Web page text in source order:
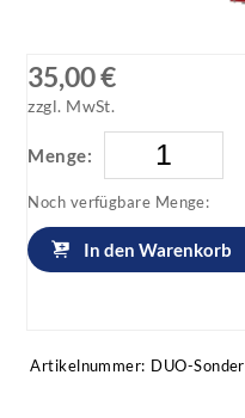
35,00 €
zzgl. MwSt.
Menge:
Noch verfügbare Menge:
In den Warenkorb
Artikelnummer: DUO-Sonder